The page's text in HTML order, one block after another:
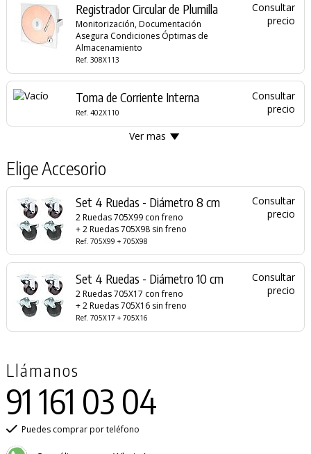
Registrador Circular de Plumilla
Monitorización, Documentación
Asegura Condiciones Óptimas de
Almacenamiento
Ref. 308X113
Consultar
precio
Toma de Corriente Interna
Ref. 402X110
Consultar
precio
Ver mas
Elige Accesorio
Set 4 Ruedas - Diámetro 8 cm
2 Ruedas 705X99 con freno
+ 2 Ruedas 705X98 sin freno
Ref. 705X99 + 705X98
Consultar
precio
Set 4 Ruedas - Diámetro 10 cm
2 Ruedas 705X17 con freno
+ 2 Ruedas 705X16 sin freno
Ref. 705X17 + 705X16
Consultar
precio
Llámanos
91 161 03 04
Puedes comprar por teléfono